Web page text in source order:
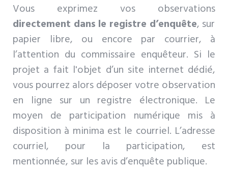
Vous exprimez vos observations
directement dans le registre d’enquête, sur
papier libre, ou encore par courrier, à
l’attention du commissaire enquêteur. Si le
projet a fait l'objet d’un site internet dédié,
vous pourrez alors déposer votre observation
en ligne sur un registre électronique. Le
moyen de participation numérique mis à
disposition à minima est le courriel. L’adresse
courriel, pour la participation, est
mentionnée, sur les avis d’enquête publique.